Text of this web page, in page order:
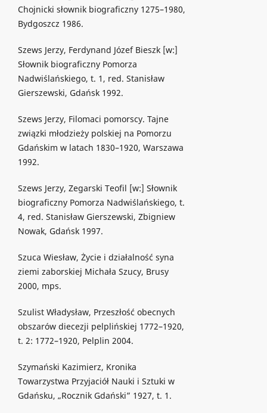
Chojnicki słownik biograficzny 1275–1980,
Bydgoszcz 1986.
Szews Jerzy, Ferdynand Józef Bieszk [w:]
Słownik biograficzny Pomorza
Nadwiślańskiego, t. 1, red. Stanisław
Gierszewski, Gdańsk 1992.
Szews Jerzy, Filomaci pomorscy. Tajne
związki młodzieży polskiej na Pomorzu
Gdańskim w latach 1830–1920, Warszawa
1992.
Szews Jerzy, Zegarski Teofil [w:] Słownik
biograficzny Pomorza Nadwiślańskiego, t.
4, red. Stanisław Gierszewski, Zbigniew
Nowak, Gdańsk 1997.
Szuca Wiesław, Życie i działalność syna
ziemi zaborskiej Michała Szucy, Brusy
2000, mps.
Szulist Władysław, Przeszłość obecnych
obszarów diecezji pelplińskiej 1772–1920,
t. 2: 1772–1920, Pelplin 2004.
Szymański Kazimierz, Kronika
Towarzystwa Przyjaciół Nauki i Sztuki w
Gdańsku, „Rocznik Gdański” 1927, t. 1.